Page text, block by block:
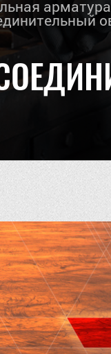
арматура